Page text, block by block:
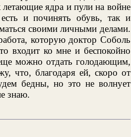
ядра и пули на войне
и починять обувь, так и
своими личными делами.
которую доктор Соболь
входит ко мне и беспокойно
можно отдать голодающим,
что, благодаря ей, скоро от
бедны, но это не волнует
знаю.